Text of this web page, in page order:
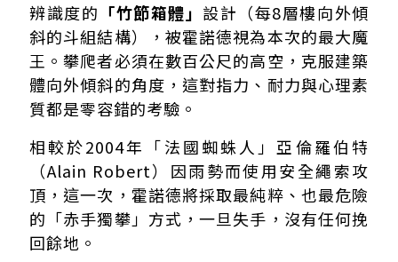
辨識度的 「竹節箱體」 設計（每8層樓向外傾
斜的斗組結構），被霍諾德視為本次的最大魔
王。攀爬者必須在數百公尺的高空，克服建築
體向外傾斜的角度，這對指力、耐力與心理素
質都是零容錯的考驗。
相較於2004年「法國蜘蛛人」亞倫羅伯特
（Alain Robert）因雨勢而使用安全繩索攻
頂，這一次，霍諾德將採取最純粹、也最危險
的「赤手獨攀」方式，一旦失手，沒有任何挽
回餘地。